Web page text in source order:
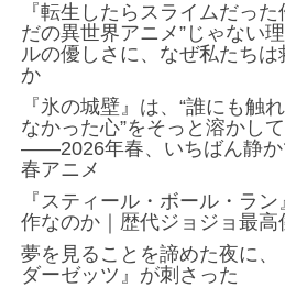
『転生したらスライムだった
だの異世界アニメ”じゃない
ルの優しさに、なぜ私たちは
か
『氷の城壁』は、“誰にも触
なかった心”をそっと溶かし
――2026年春、いちばん静か
春アニメ
『スティール・ボール・ラ
作なのか｜歴代ジョジョ最高
夢を見ることを諦めた夜に、
ダーゼッツ』が刺さった